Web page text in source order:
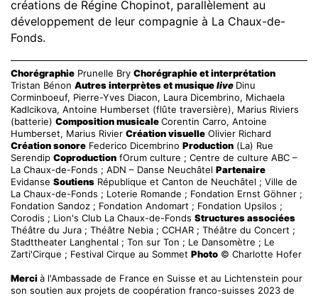
créations de Régine Chopinot, parallèlement au
développement de leur compagnie à La Chaux-de-
Fonds.
Chorégraphie Prunelle Bry Chorégraphie et interprétation
Tristan Bénon Autres interprètes et musiquelive Dinu
Corminboeuf, Pierre-Yves Diacon, Laura Dicembrino, Michaela
Kadlcikova, Antoine Humberset (flûte traversière), Marius Riviers
(batterie) Composition musicaleCorentin Carro, Antoine
Humberset, Marius Rivier Création visuelle Olivier Richard
Création sonore Federico Dicembrino Production (La) Rue
Serendip Coproduction fOrum culture ; Centre de culture ABC –
La Chaux-de-Fonds ; ADN – Danse Neuchâtel Partenaire
Evidanse Soutiens République et Canton de Neuchâtel ; Ville de
La Chaux-de-Fonds ; Loterie Romande ; Fondation Ernst Göhner ;
Fondation Sandoz ; Fondation Andomart ; Fondation Upsilos ;
Corodis ; Lion's Club La Chaux-de-Fonds Structures associées
Théâtre du Jura ; Théâtre Nebia ; CCHAR ; Théâtre du Concert ;
Stadttheater Langhental ; Ton sur Ton ; Le Dansomètre ; Le
Zarti'Cirque ; Festival Cirque au Sommet Photo © Charlotte Hofer
Mercià l'Ambassade de France en Suisse et au Lichtenstein pour
son soutien aux projets de coopération franco-suisses 2023 de